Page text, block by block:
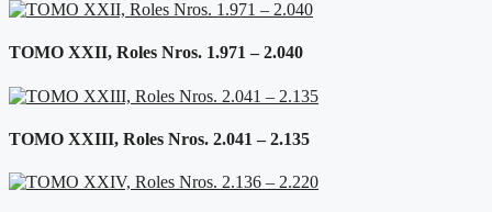
TOMO XXII, Roles Nros. 1.971 – 2.040
TOMO XXIII, Roles Nros. 2.041 – 2.135